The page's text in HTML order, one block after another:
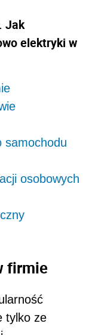
Jak
elektryki w
samochodu
osobowych
firmie
tylko ze